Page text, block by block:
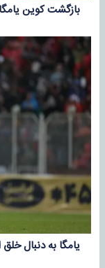
بازگشت کوین
یامگا به دنبال